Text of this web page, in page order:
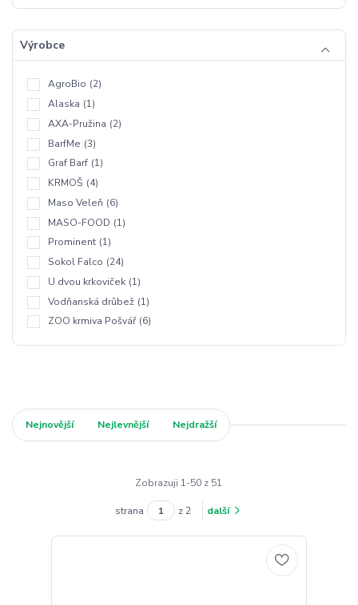
Výrobce
AgroBio (2)
Alaska (1)
AXA-Pružina (2)
BarfMe (3)
Graf Barf (1)
KRMOŠ (4)
Maso Veleň (6)
MASO-FOOD (1)
Prominent (1)
Sokol Falco (24)
U dvou krkoviček (1)
Vodňanská drůbež (1)
ZOO krmiva Pošvář (6)
Nejnovější Nejlevnější Nejdražší
Zobrazuji 1-50 z 51
strana z 2 další